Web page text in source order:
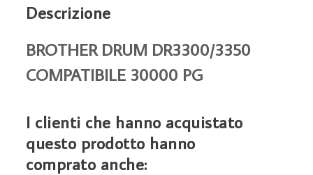
Descrizione
BROTHER DRUM DR3300/3350
COMPATIBILE 30000 PG
I clienti che hanno acquistato
questo prodotto hanno
comprato anche: